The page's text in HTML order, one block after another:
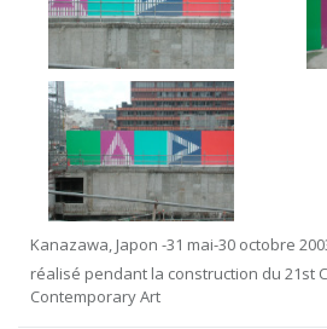
Kanazawa, Japon -31 mai-30 octobre
réalisé pendant la construction du 21st
Contemporary Art